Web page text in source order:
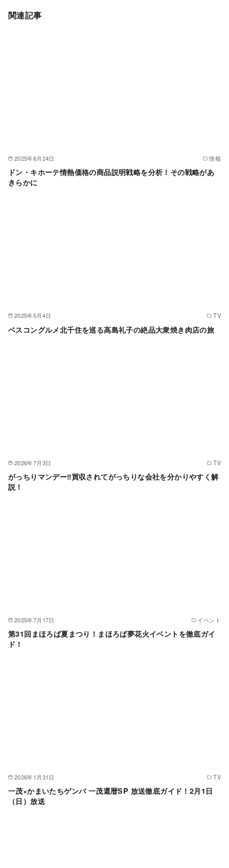
関連記事
2025年6月24日 情報
ドン・キホーテ情熱価格の商品説明戦略を分析！その戦略があ
きらかに
2025年5月4日 TV
ベスコングルメ北千住を巡る高島礼子の絶品大衆焼き肉店の旅
2026年7月3日 TV
がっちりマンデー‼買収されてがっちりな会社を分かりやすく解
説！
2025年7月17日 イベント
第31回まほろば夏まつり！まほろば夢花火イベントを徹底ガイ
ド！
2026年1月31日 TV
一茂×かまいたちゲンバ 一茂還暦SP 放送徹底ガイド！2月1日
（日）放送